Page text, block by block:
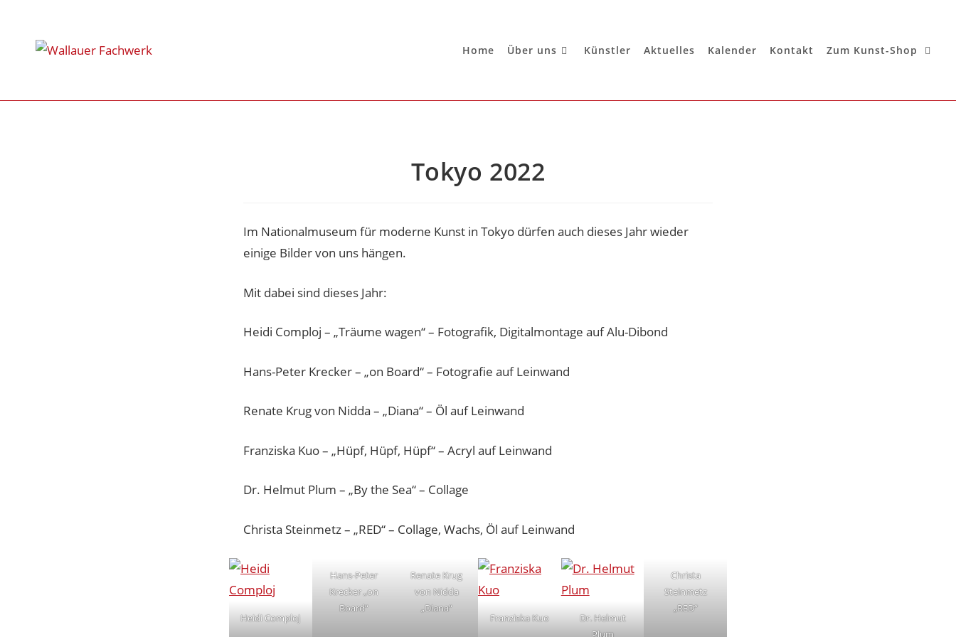
Home Über uns Künstler Aktuelles Kalender Kontakt Zum Kunst-Shop
Tokyo 2022
Im Nationalmuseum für moderne Kunst in Tokyo dürfen auch dieses Jahr wieder
einige Bilder von uns hängen.
Mit dabei sind dieses Jahr:
Heidi Comploj – „Träume wagen“ – Fotografik, Digitalmontage auf Alu-Dibond
Hans-Peter Krecker – „on Board“ – Fotografie auf Leinwand
Renate Krug von Nidda – „Diana“ – Öl auf Leinwand
Franziska Kuo – „Hüpf, Hüpf, Hüpf“ – Acryl auf Leinwand
Dr. Helmut Plum – „By the Sea“ – Collage
Christa Steinmetz – „RED“ – Collage, Wachs, Öl auf Leinwand
Heidi Comploj
Hans-Peter
Krecker „on
Board“
Renate Krug
von Nidda
„Diana“
Franziska Kuo
Dr. Helmut
Plum
Christa
Steinmetz
„RED“